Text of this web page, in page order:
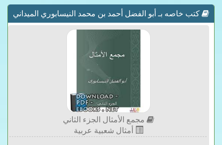
كتب خاصه بـ أبو الفضل أحمد بن محمد النيسابوري الميداني
مجمع الأمثال الجزء الثاني
أمثال شعبية عربية